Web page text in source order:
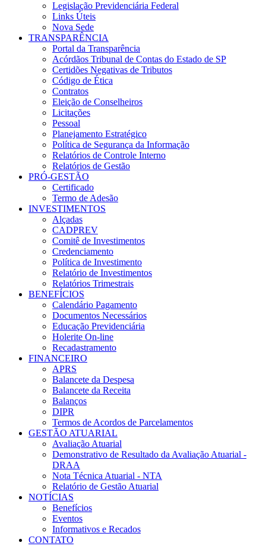
Legislação Previdenciária Federal
Links Úteis
Nova Sede
TRANSPARÊNCIA
Portal da Transparência
Acórdãos Tribunal de Contas do Estado de SP
Certidões Negativas de Tributos
Código de Ética
Contratos
Eleição de Conselheiros
Licitações
Pessoal
Planejamento Estratégico
Política de Segurança da Informação
Relatórios de Controle Interno
Relatórios de Gestão
PRÓ-GESTÃO
Certificado
Termo de Adesão
INVESTIMENTOS
Alçadas
CADPREV
Comitê de Investimentos
Credenciamento
Política de Investimento
Relatório de Investimentos
Relatórios Trimestrais
BENEFÍCIOS
Calendário Pagamento
Documentos Necessários
Educação Previdenciária
Holerite On-line
Recadastramento
FINANCEIRO
APRS
Balancete da Despesa
Balancete da Receita
Balanços
DIPR
Termos de Acordos de Parcelamentos
GESTÃO ATUARIAL
Avaliação Atuarial
Demonstrativo de Resultado da Avaliação Atuarial -
DRAA
Nota Técnica Atuarial - NTA
Relatório de Gestão Atuarial
NOTÍCIAS
Benefícios
Eventos
Informativos e Recados
CONTATO